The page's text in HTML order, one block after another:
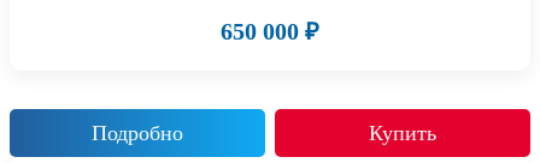
650 000 ₽
Подробно Купить